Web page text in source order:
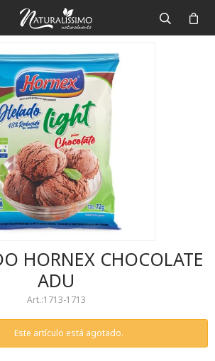
HORNEX CHOCOLATE
ADU
1713-1713
Este artículo está agotado.